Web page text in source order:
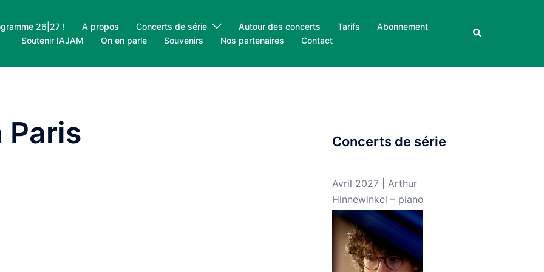
26|27 ! A propos Concerts de série Autour des concerts Tarifs
Abonnement
Soutenir l’AJAM
On en parle Souvenirs Nos partenaires Contact
Rechercher
Paris Concerts de série
Avril 2027 | Arthur
Hinnewinkel – piano